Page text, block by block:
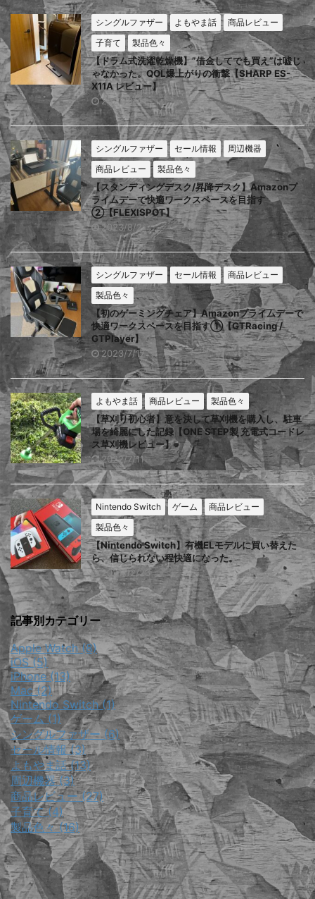
シングルファザー よもやま話
商品レビュー
子育て
製品色々
【ドラム式洗濯乾燥機】”借金してでも買え”は嘘じ
ゃなかった。QOL爆上がりの衝撃【SHARP ES-
X11A レビュー】
2023/8/4
シングルファザー セール情報
周辺機器
商品レビュー
製品色々
【スタンディングデスク/昇降デスク】Amazonプ
ライムデーで快適ワークスペースを目指す
②【FLEXISPOT】
2023/8/2
シングルファザー セール情報
商品レビュー
製品色々
【初のゲーミングチェア】Amazonプライムデーで
快適ワークスペースを目指す①【GTRacing /
GTPlayer】
2023/7/17
よもやま話 商品レビュー 製品色々
【草刈り初心者】意を決して草刈機を購入し、駐車
場を綺麗にした記録【ONE STEP製 充電式コードレ
ス草刈機レビュー】
2022/7/11
Nintendo Switch ゲーム
商品レビュー
製品色々
【Nintendo Switch】有機ELモデルに買い替えた
ら、信じられない程快適になった。
2021/12/26
記事別カテゴリー
Apple Watch (8)
iOS (5)
iPhone (13)
Mac (2)
Nintendo Switch (1)
ゲーム (1)
シングルファザー (6)
セール情報 (3)
よもやま話 (13)
周辺機器 (3)
商品レビュー (27)
子育て (4)
製品色々 (16)